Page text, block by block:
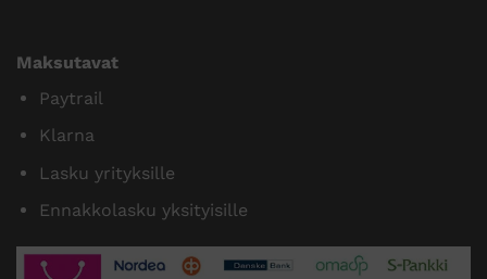
Maksutavat
Paytrail
Klarna
Lasku yrityksille
Ennakkolasku yksityisille